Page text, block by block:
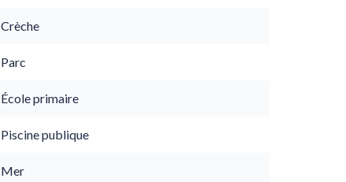
Crèche
Parc
École primaire
Piscine publique
Mer